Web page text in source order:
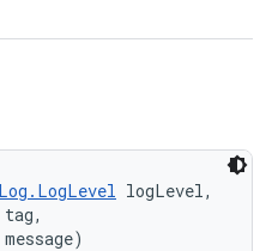
Log.LogLevel logLevel,